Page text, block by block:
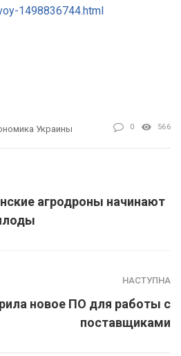
1498836744.html
Украины 0 566
агродроны начинают
НАСТУПНА
новое ПО для работы с
поставщиками